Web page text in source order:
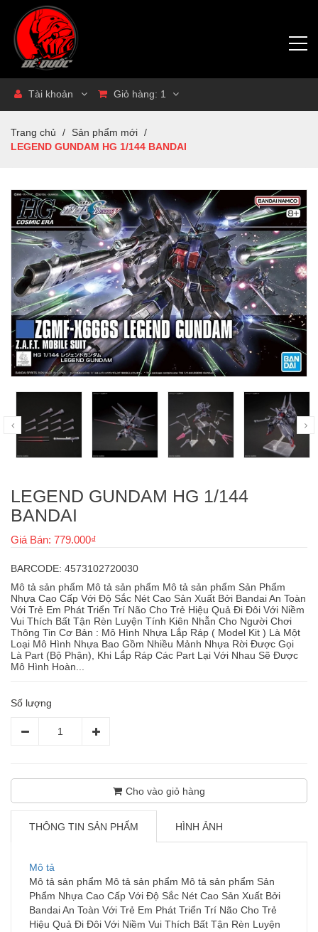
Tài khoản Giỏ hàng: 1
Trang chủ / Sản phẩm mới /
LEGEND GUNDAM HG 1/144 BANDAI
LEGEND GUNDAM HG 1/144
BANDAI
Giá Bán: 779.000₫
BARCODE: 4573102720030
Mô tả sản phẩm Mô tả sản phẩm Mô tả sản phẩm Sản Phẩm
Nhựa Cao Cấp Với Độ Sắc Nét Cao Sản Xuất Bởi Bandai An Toàn
Với Trẻ Em Phát Triển Trí Não Cho Trẻ Hiệu Quả Đi Đôi Với Niềm
Vui Thích Bất Tận Rèn Luyện Tính Kiên Nhẫn Cho Người Chơi
Thông Tin Cơ Bản : Mô Hình Nhựa Lắp Ráp ( Model Kit ) Là Một
Loại Mô Hình Nhựa Bao Gồm Nhiều Mảnh Nhựa Rời Được Gọi
Là Part (Bộ Phận), Khi Lắp Ráp Các Part Lại Với Nhau Sẽ Được
Mô Hình Hoàn...
Số lượng
Cho vào giỏ hàng
THÔNG TIN SẢN PHẨM HÌNH ẢNH
Mô tả
Mô tả sản phẩm Mô tả sản phẩm Mô tả sản phẩm Sản
Phẩm Nhựa Cao Cấp Với Độ Sắc Nét Cao Sản Xuất Bởi
Bandai An Toàn Với Trẻ Em Phát Triển Trí Não Cho Trẻ
Hiệu Quả Đi Đôi Với Niềm Vui Thích Bất Tận Rèn Luyện